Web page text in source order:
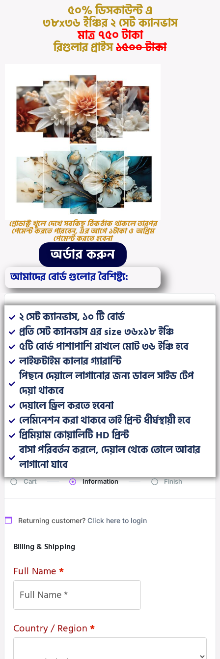
৫০% ডিসকাউন্ট এ
৩৮x৩৬ ইঞ্চির ২ সেট ক্যানভাস
মাত্র ৭৫০ টাকা
রিগুলার প্রাইস১৫০০ টাকা
আমাদের বোর্ড গুলোর বৈশিষ্ট্য:
অর্ডার করুন
প্রোডাক্ট খুলে দেখে সবকিছু ঠিকঠাক থাকলে তারপর
পেমেন্ট করতে পারবেন, এর আগে ১টাকা ও অগ্রিম
পেমেন্ট করতে হবেনা
২ সেট ক্যানভাস, ১০ টি বোর্ড
প্রতি সেট ক্যানভাস এর size ৩৬x১৮ ইঞ্চি
৫টি বোর্ড পাশাপাশি রাখলে মোট ৩৬ ইঞ্চি হবে
লাইফটাইম কালার গ্যারান্টি
পিছনে দেয়ালে লাগানোর জন্য ডাবল সাইড টেপ
দেয়া থাকবে
দেয়ালে ড্রিল করতে হবেনা
লেমিনেশন করা থাকবে তাই প্রিন্ট ধীর্ঘস্থায়ী হবে
প্রিমিয়াম কোয়ালিটি HD প্রিন্ট
বাসা পরিবর্তন করলে, দেয়াল থেকে তোলে আবার
লাগানো যাবে
Cart Information Finish
Returning customer? Click here to login
Billing & Shipping
Full Name*
Country / Region*